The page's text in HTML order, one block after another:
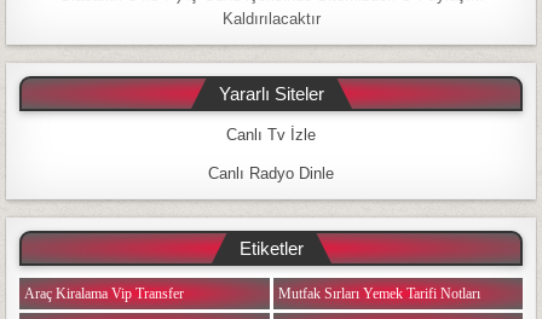
Kaldırılacaktır
Yararlı Siteler
Canlı Tv İzle
Canlı Radyo Dinle
Etiketler
Araç Kiralama Vip Transfer Mutfak Sırları Yemek Tarifi Notları